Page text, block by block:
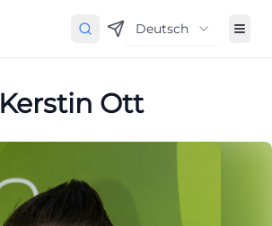
Deutsch
Kerstin Ott